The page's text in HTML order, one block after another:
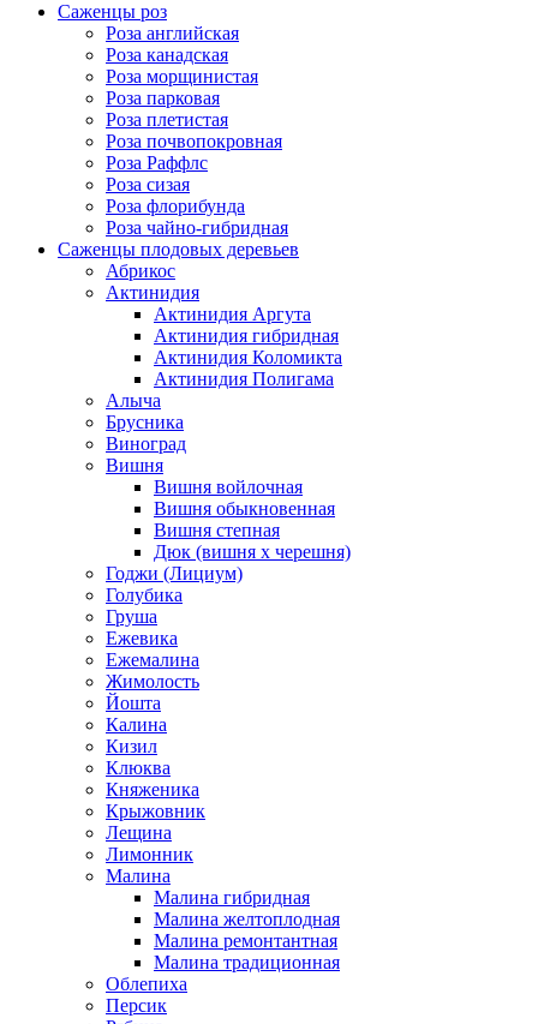
Саженцы роз
Роза английская
Роза канадская
Роза морщинистая
Роза парковая
Роза плетистая
Роза почвопокровная
Роза Раффлс
Роза сизая
Роза флорибунда
Роза чайно-гибридная
Саженцы плодовых деревьев
Абрикос
Актинидия
Актинидия Аргута
Актинидия гибридная
Актинидия Коломикта
Актинидия Полигама
Алыча
Брусника
Виноград
Вишня
Вишня войлочная
Вишня обыкновенная
Вишня степная
Дюк (вишня х черешня)
Годжи (Лициум)
Голубика
Груша
Ежевика
Ежемалина
Жимолость
Йошта
Калина
Кизил
Клюква
Княженика
Крыжовник
Лещина
Лимонник
Малина
Малина гибридная
Малина желтоплодная
Малина ремонтантная
Малина традиционная
Облепиха
Персик